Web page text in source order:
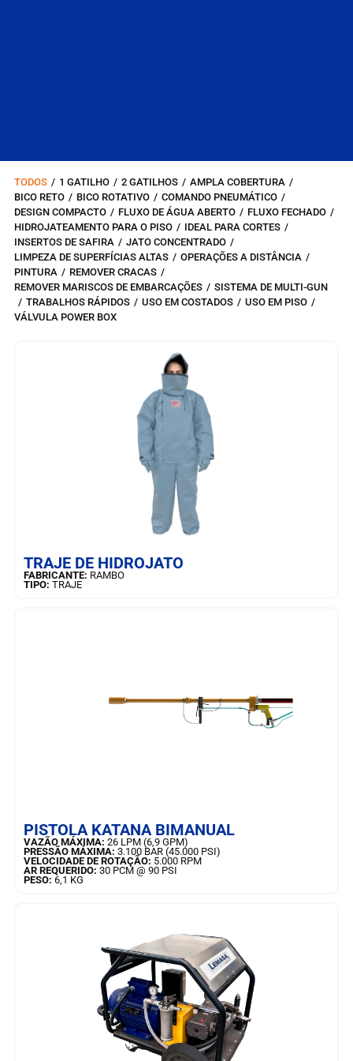
TODOS / 1 GATILHO / 2 GATILHOS / AMPLA COBERTURA /
BICO RETO / BICO ROTATIVO / COMANDO PNEUMÁTICO /
DESIGN COMPACTO / FLUXO DE ÁGUA ABERTO / FLUXO FECHADO /
HIDROJATEAMENTO PARA O PISO / IDEAL PARA CORTES /
INSERTOS DE SAFIRA / JATO CONCENTRADO /
LIMPEZA DE SUPERFÍCIAS ALTAS / OPERAÇÕES A DISTÂNCIA /
PINTURA / REMOVER CRACAS /
REMOVER MARISCOS DE EMBARCAÇÕES / SISTEMA DE MULTI-GUN
/ TRABALHOS RÁPIDOS / USO EM COSTADOS / USO EM PISO /
VÁLVULA POWER BOX
SAIBA MAIS
TRAJE DE HIDROJATO
FABRICANTE: RAMBO
TIPO: TRAJE
PISTOLA KATANA BIMANUAL
VAZÃO MÁXIMA: 26 LPM (6,9 GPM)
PRESSÃO MÁXIMA: 3.100 BAR (45.000 PSI)
VELOCIDADE DE ROTAÇÃO: 5.000 RPM
AR REQUERIDO: 30 PCM @ 90 PSI
PESO: 6,1 KG